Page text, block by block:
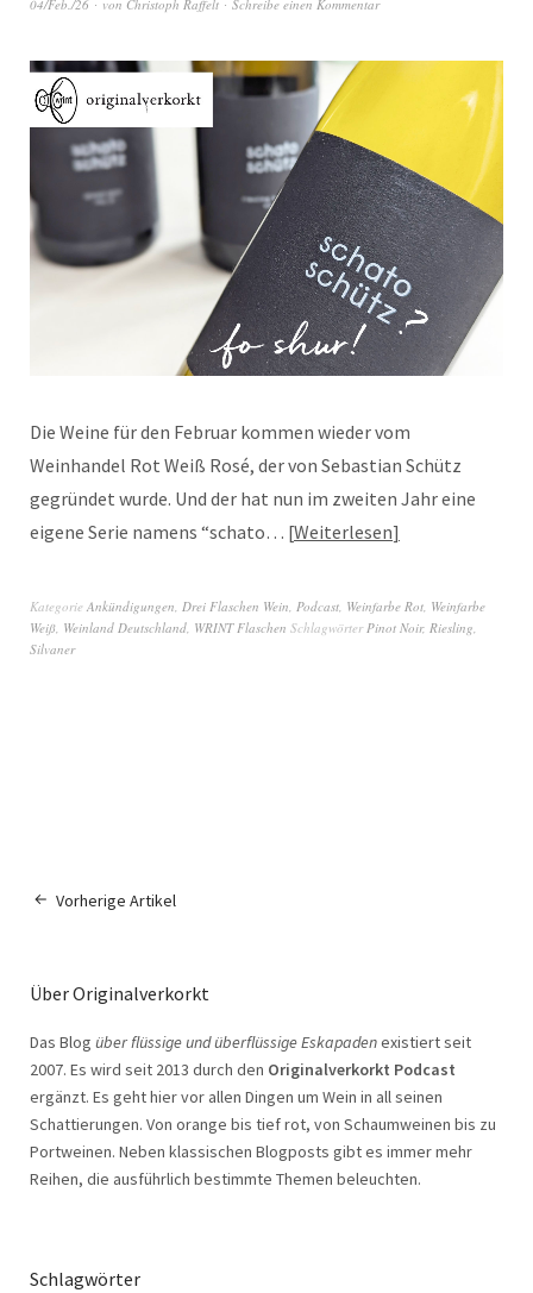
04/Feb./26 von Christoph Raffelt Schreibe einen Kommentar
Die Weine für den Februar kommen wieder vom
Weinhandel Rot Weiß Rosé, der von Sebastian Schütz
gegründet wurde. Und der hat nun im zweiten Jahr eine
eigene Serie namens “schato… Weiterlesen
Kategorie Ankündigungen, Drei Flaschen Wein, Podcast, Weinfarbe Rot, Weinfarbe
Weiß, Weinland Deutschland, WRINT Flaschen SchlagwörterPinot Noir, Riesling,
Silvaner
Vorherige Artikel
Über Originalverkorkt
Das Blog über flüssige und überflüssige Eskapadenexistiert seit
2007. Es wird seit 2013 durch den Originalverkorkt Podcast
ergänzt. Es geht hier vor allen Dingen um Wein in all seinen
Schattierungen. Von orange bis tief rot, von Schaumweinen bis zu
Portweinen. Neben klassischen Blogposts gibt es immer mehr
Reihen, die ausführlich bestimmte Themen beleuchten.
Schlagwörter